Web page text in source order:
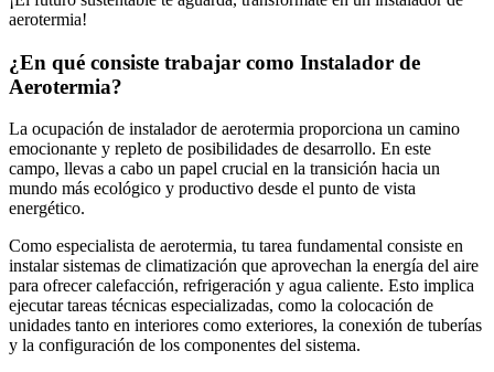
aerotermia!
¿En qué consiste trabajar como Instalador de
Aerotermia?
La ocupación de instalador de aerotermia proporciona un camino
emocionante y repleto de posibilidades de desarrollo. En este
campo, llevas a cabo un papel crucial en la transición hacia un
mundo más ecológico y productivo desde el punto de vista
energético.
Como especialista de aerotermia, tu tarea fundamental consiste en
instalar sistemas de climatización que aprovechan la energía del aire
para ofrecer calefacción, refrigeración y agua caliente. Esto implica
ejecutar tareas técnicas especializadas, como la colocación de
unidades tanto en interiores como exteriores, la conexión de tuberías
y la configuración de los componentes del sistema.